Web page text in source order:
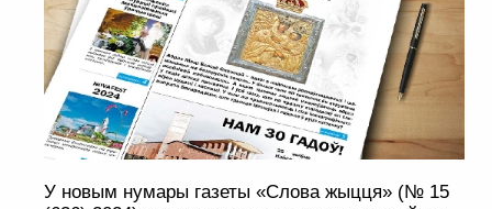
У новым нумары газеты «Слова жыцця» (№ 15